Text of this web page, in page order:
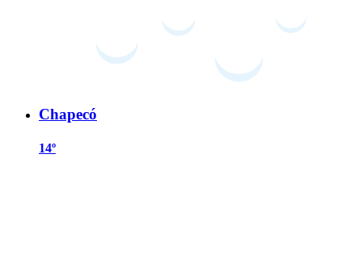
Chapecó
14º